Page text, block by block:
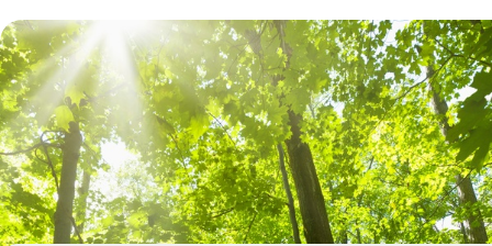
Om SV
Starta studiecirkel
Cirkelledare
Nyheter